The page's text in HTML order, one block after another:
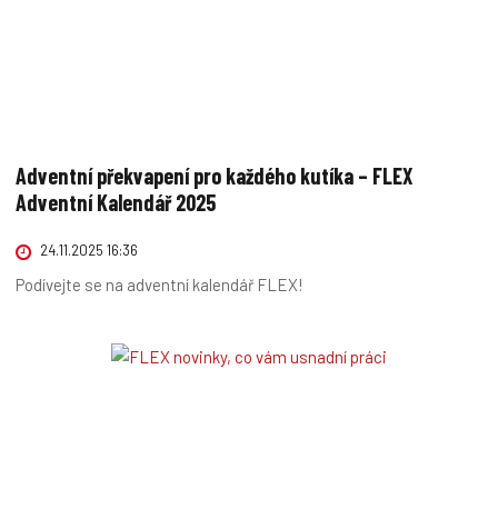
Adventní překvapení pro každého kutíka – FLEX
Adventní Kalendář 2025
24.11.2025 16:36
Podívejte se na adventní kalendář FLEX!